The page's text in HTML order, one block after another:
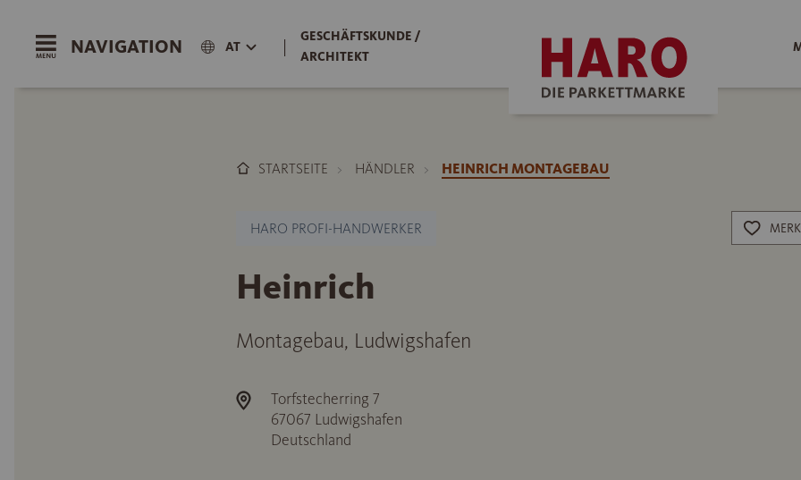
NAVIGATION AT |
GESCHÄFTSKUNDE /
ARCHITEKT
STARTSEITE HÄNDLER HEINRICH MONTAGEBAU
HARO PROFI-HANDWERKER
Heinrich
Montagebau, Ludwigshafen
Torfstecherring 7
67067 Ludwigshafen
Deutschland